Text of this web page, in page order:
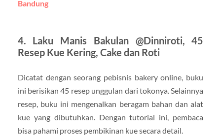
Bandung
4. Laku Manis Bakulan @Dinniroti, 45
Resep Kue Kering, Cake dan Roti
Dicatat dengan seorang pebisnis bakery online, buku
ini berisikan 45 resep unggulan dari tokonya. Selainnya
resep, buku ini mengenalkan beragam bahan dan alat
kue yang dibutuhkan. Dengan tutorial ini, pembaca
bisa pahami proses pembikinan kue secara detail.